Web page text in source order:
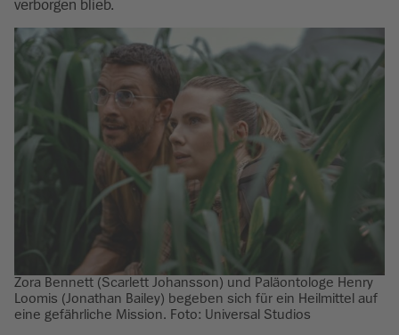
verborgen blieb.
Zora Bennett (Scarlett Johansson) und Paläontologe Henry
Loomis (Jonathan Bailey) begeben sich für ein Heilmittel auf
eine gefährliche Mission. Foto: Universal Studios